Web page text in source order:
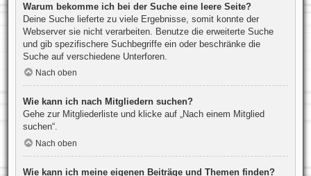
Warum bekomme ich bei der Suche eine leere Seite?
Deine Suche lieferte zu viele Ergebnisse, somit konnte der
Webserver sie nicht verarbeiten. Benutze die erweiterte Suche
und gib spezifischere Suchbegriffe ein oder beschränke die
Suche auf verschiedene Unterforen.
Nach oben
Wie kann ich nach Mitgliedern suchen?
Gehe zur Mitgliederliste und klicke auf „Nach einem Mitglied
suchen“.
Nach oben
Wie kann ich meine eigenen Beiträge und Themen finden?